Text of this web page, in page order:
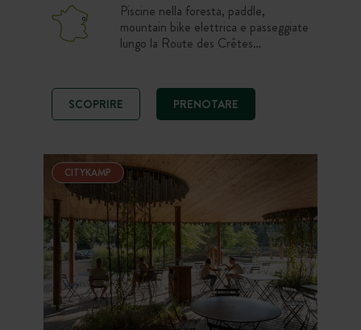
Piscine nella foresta, paddle,
mountain bike elettrica e passeggiate
lungo la Route des Crêtes
Ballons des Vosges, la strada del vino
e i borghi alsaziani, sistematevi in un
chalet, una cahutte, una roulotte,
pausa nella natura e nel terroir.
SCOPRIRE PRENOTARE
CITYKAMP